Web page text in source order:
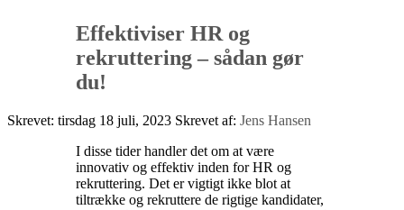
Effektiviser HR og
rekruttering – sådan gør
du!
Skrevet: tirsdag 18 juli, 2023 Skrevet af: Jens Hansen
I disse tider handler det om at være
innovativ og effektiv inden for HR og
rekruttering. Det er vigtigt ikke blot at
tiltrække og rekruttere de rigtige kandidater,